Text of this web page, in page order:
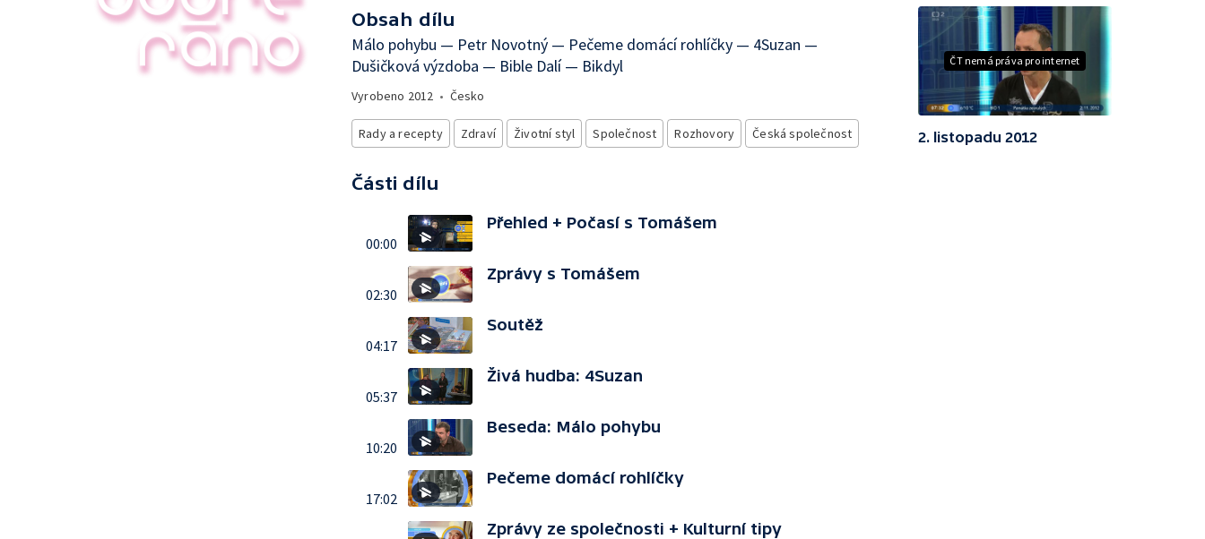
Obsah dílu
Málo pohybu — Petr Novotný — Pečeme domácí rohlíčky — 4Suzan —
Dušičková výzdoba — Bible Dalí — Bikdyl
Vyrobeno 2012 • Česko
Rady a recepty Zdraví Životní styl Společnost Rozhovory Česká společnost
Části dílu
00:00
Přehled + Počasí s Tomášem
02:30
Zprávy s Tomášem
04:17
Soutěž
05:37
Živá hudba: 4Suzan
10:20
Beseda: Málo pohybu
17:02
Pečeme domácí rohlíčky
Zprávy ze společnosti + Kulturní tipy
ČT nemá práva pro internet
2. listopadu 2012